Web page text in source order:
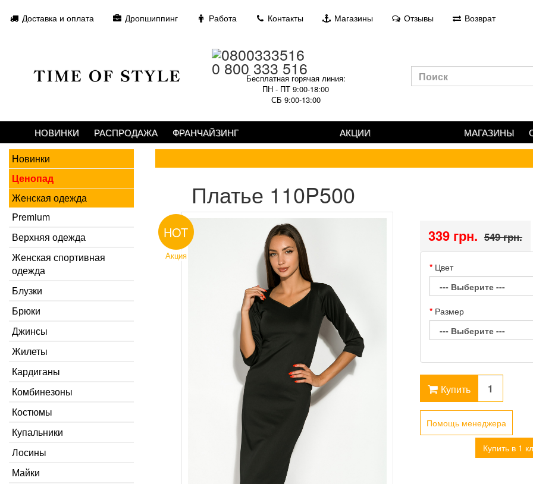
Доставка и оплата Дропшиппинг Работа Контакты Магазины Отзывы Возврат
0 800 333 516
Бесплатная горячая линия:
ПН - ПТ 9:00-18:00
СБ 9:00-13:00
НОВИНКИ РАСПРОДАЖА ФРАНЧАЙЗИНГ АКЦИИ МАГАЗИНЫ
Новинки
Ценопад
Женская одежда
Premium
Верхняя одежда
Женская спортивная
одежда
Блузки
Брюки
Джинсы
Жилеты
Кардиганы
Комбинезоны
Костюмы
Купальники
Лосины
Майки
Платье 110P500
HOT
Акция
339 грн. 549 грн.
Цвет
Размер
Купить
Помощь менеджера
Купить в 1